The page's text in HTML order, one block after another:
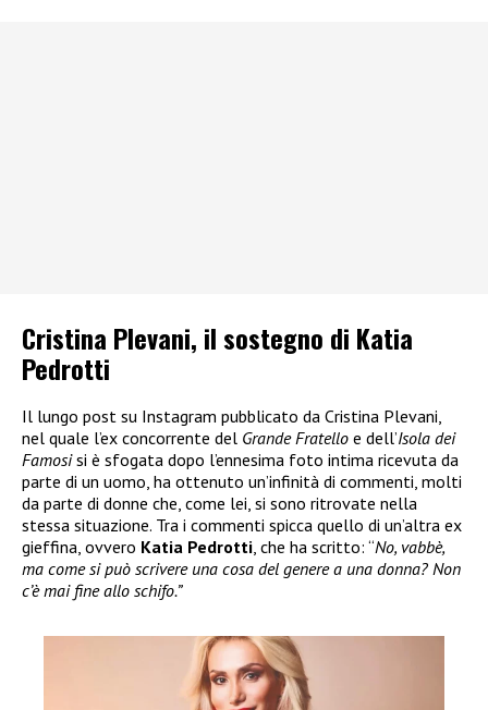
Cristina Plevani, il sostegno di Katia
Pedrotti
Il lungo post su Instagram pubblicato da Cristina Plevani,
nel quale l’ex concorrente del Grande Fratello e dell’Isola dei
Famosisi è sfogata dopo l’ennesima foto intima ricevuta da
parte di un uomo, ha ottenuto un’infinità di commenti, molti
da parte di donne che, come lei, si sono ritrovate nella
stessa situazione. Tra i commenti spicca quello di un’altra ex
gieffina, ovvero Katia Pedrotti, che ha scritto: “No, vabbè,
ma come si può scrivere una cosa del genere a una donna? Non
c’è mai fine allo schifo.”